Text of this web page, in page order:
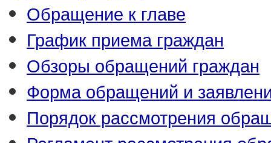
Обращение к главе
График приема граждан
Обзоры обращений граждан
Форма обращений и
Порядок рассмотрения